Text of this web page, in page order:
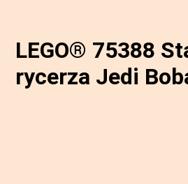
LEGO® 75388
rycerza Jedi